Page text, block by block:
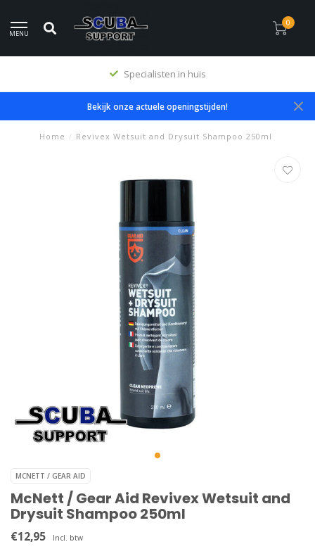
MENU
0
Specialisten in huis
Bekijk onze actuele openingstijden!
Home / Revivex Wetsuit and Drysuit Shampoo 250ml
MCNETT / GEAR AID
McNett / Gear Aid Revivex Wetsuit and
Drysuit Shampoo 250ml
€12,95 Incl. btw